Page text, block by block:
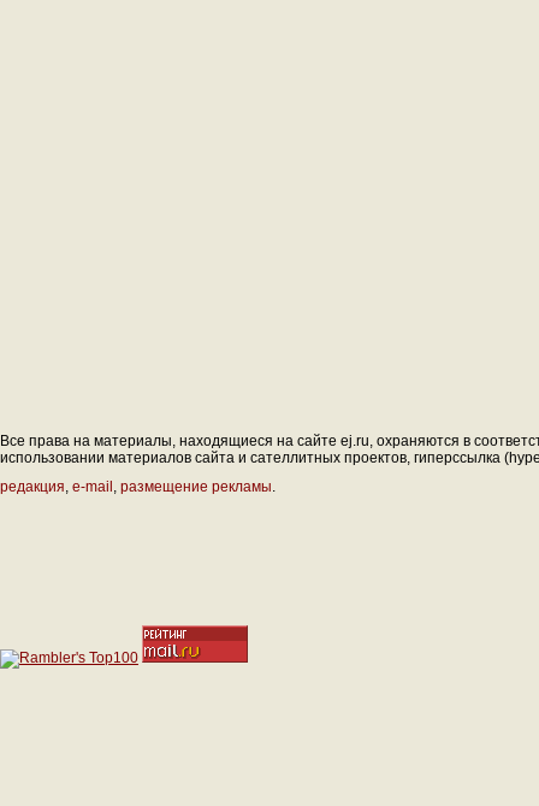
Все права на материалы, находящиеся на сайте ej.ru, охраняются в
использовании материалов сайта и сателлитных проектов, гиперссылка
редакция, e-mail , размещение рекламы.